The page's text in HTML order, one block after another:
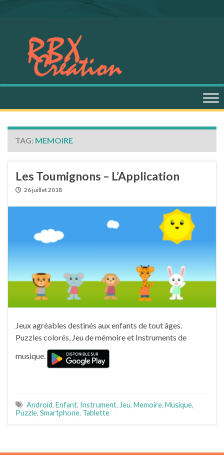
TAG: MEMOIRE
Les Toumignons – L’Application
26 juillet 2018
Jeux agréables destinés aux enfants de tout âges.
Puzzles colorés, Jeu de mémoire et Instruments de
musique.
Android, Enfant, Instrument, Jeu, Memoire, Musique,
Puzzle, Smartphone, Tablette